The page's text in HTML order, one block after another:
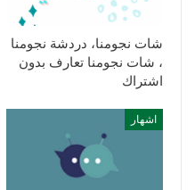
شات نجومنا، دردشة نجومنا
، شات نجومنا تعارف بدون
اشتراك
اشهار